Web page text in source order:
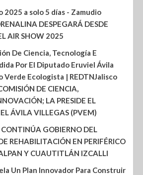
2025 a solo 5 días - Zamudio
DESPEGARÁ DESDE
AIR SHOW 2025
De Ciencia, Tecnología E
Por El Diputado Eruviel Ávila
Verde Ecologista | REDTNJalisco
DE CIENCIA,
LA PRESIDE EL
ÁVILA VILLEGAS (PVEM)
CONTINÚA GOBIERNO DEL
REHABILITACIÓN EN PERIFÉRICO
Y CUAUTITLÁN IZCALLI
Un Plan Innovador Para Construir